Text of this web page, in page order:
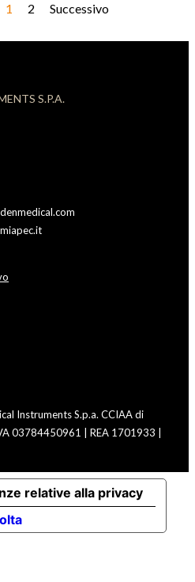
1 2 Successivo
S.P.A.
Instruments S.p.a. CCIAA di
03784450961 | REA 1701933 |
relative alla privacy